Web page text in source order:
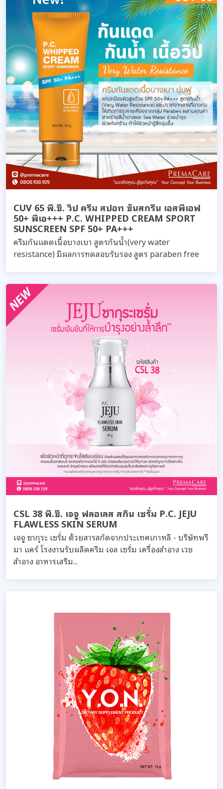
CUV 65 พี.ซี. วิป ครีม สปอท ซันสกรีน เอสพีเอฟ
50+ พีเอ+++ P.C. WHIPPED CREAM SPORT
SUNSCREEN SPF 50+ PA+++
ครีมกันแดดเนื้อบางเบา สูตรกันน้ำ(very water
resistance) มีผลการทดสอบรับรอง สูตร paraben free
CSL 38 พี.ซี. เจจู ฟลอเลส สกิน เซรั่ม P.C. JEJU
FLAWLESS SKIN SERUM
เจจู ซากุระ เซรั่ม ด้วยสารสกัดจากประเทศเกาหลี - บริษัทพรี
มา แคร์ โรงงานรับผลิตครีม เจล เซรั่ม เครื่องสำอาง เวช
สำอาง อาหารเสริม...